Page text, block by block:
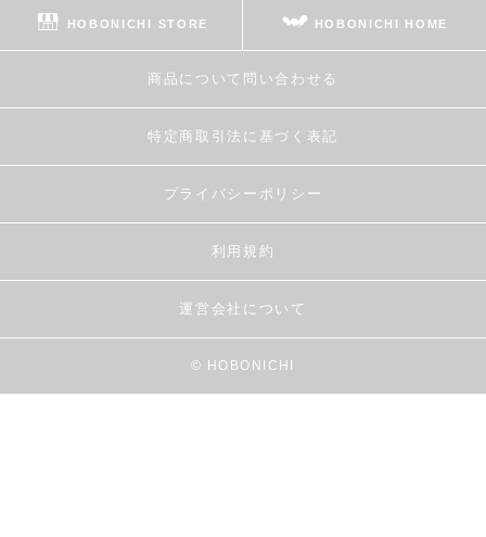
HOBONICHI STORE HOBONICHI HOME
商品について問い合わせる
特定商取引法に基づく表記
プライバシーポリシー
利用規約
運営会社について
© HOBONICHI